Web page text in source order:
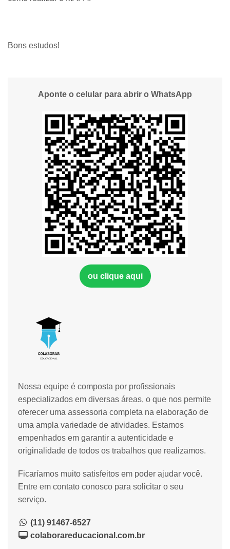
Bons estudos!
Nossa equipe é composta por profissionais
especializados em diversas áreas, o que nos permite
oferecer uma assessoria completa na elaboração de
uma ampla variedade de atividades. Estamos
empenhados em garantir a autenticidade e
originalidade de todos os trabalhos que realizamos.
Ficaríamos muito satisfeitos em poder ajudar você.
Entre em contato conosco para solicitar o seu
serviço.
(11) 91467-6527
colaborareducacional.com.br
Aponte o celular para abrir o WhatsApp
ou clique aqui